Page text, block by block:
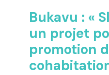
Bukavu : «
un projet
promotion